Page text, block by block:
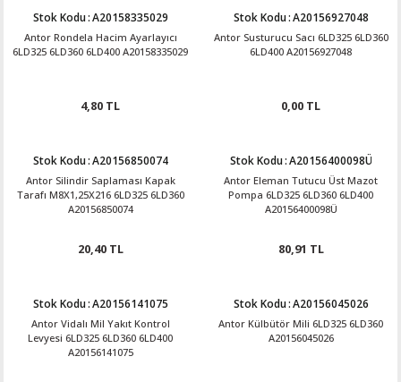
Stok Kodu:A20158335029
Antor Rondela Hacim Ayarlayıcı
6LD325 6LD360 6LD400 A20158335029
4,80 TL
Stok Kodu:A20156927048
Antor Susturucu Sacı 6LD325 6LD360
6LD400 A20156927048
0,00 TL
Stok Kodu:A20156850074
Antor Silindir Saplaması Kapak
Tarafı M8X1,25X216 6LD325 6LD360
A20156850074
20,40 TL
Stok Kodu:A20156400098Ü
Antor Eleman Tutucu Üst Mazot
Pompa 6LD325 6LD360 6LD400
A20156400098Ü
80,91 TL
Stok Kodu:A20156141075
Antor Vidalı Mil Yakıt Kontrol
Levyesi 6LD325 6LD360 6LD400
A20156141075
Stok Kodu:A20156045026
Antor Külbütör Mili 6LD325 6LD360
A20156045026